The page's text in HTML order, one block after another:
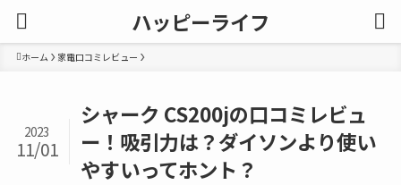
ハッピーライフ
ホーム 家電口コミレビュー
シャーク CS200jの口コミレビュ
ー！吸引力は？ダイソンより使い
やすいってホント？
2023
11/01